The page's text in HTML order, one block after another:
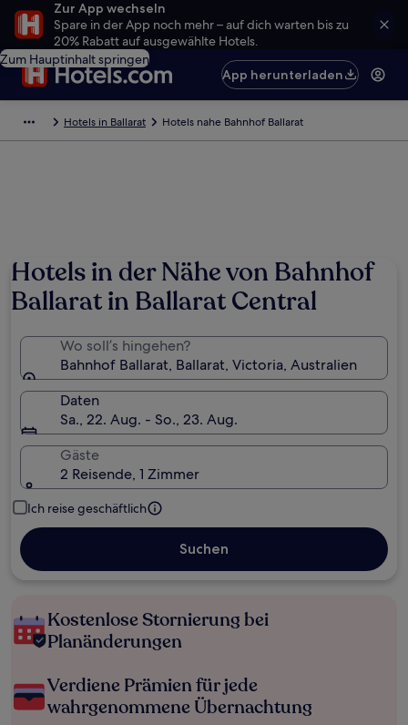
Zur App wechseln
Spare in der App noch mehr – auf dich warten bis zu
20% Rabatt auf ausgewählte Hotels.
Zum Hauptinhalt springen
App herunterladen
Hotels in Ballarat Hotels nahe Bahnhof Ballarat
Hotels in der Nähe von Bahnhof
Ballarat in Ballarat Central
Wo soll’s hingehen?
Bahnhof Ballarat, Ballarat, Victoria, Australien
Daten
Sa., 22. Aug. - So., 23. Aug.
Gäste
2 Reisende, 1 Zimmer
Ich reise geschäftlich
Suchen
Kostenlose Stornierung bei
Planänderungen
Verdiene Prämien für jede
wahrgenommene Übernachtung